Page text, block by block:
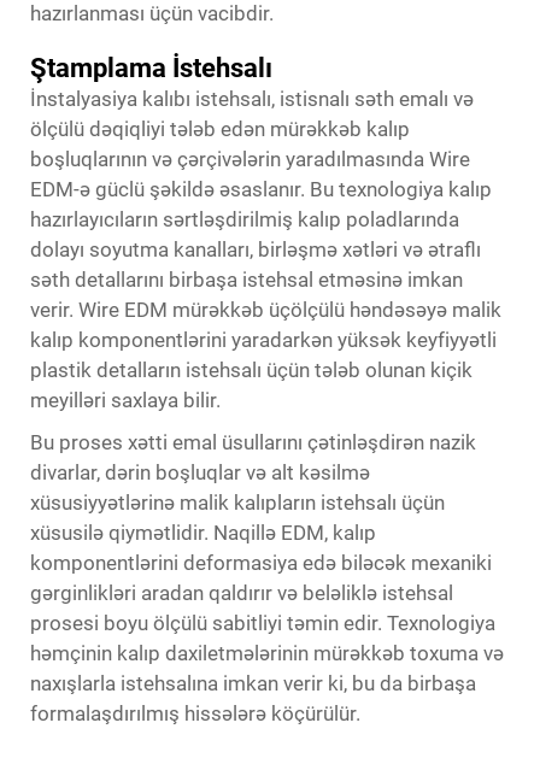
hazırlanması üçün vacibdir.
Ştamplama İstehsalı
İnstalyasiya kalıbı istehsalı, istisnalı səth emalı və
ölçülü dəqiqliyi tələb edən mürəkkəb kalıp
boşluqlarının və çərçivələrin yaradılmasında Wire
EDM-ə güclü şəkildə əsaslanır. Bu texnologiya kalıp
hazırlayıcıların sərtləşdirilmiş kalıp poladlarında
dolayı soyutma kanalları, birləşmə xətləri və ətraflı
səth detallarını birbaşa istehsal etməsinə imkan
verir. Wire EDM mürəkkəb üçölçülü həndəsəyə malik
kalıp komponentlərini yaradarkən yüksək keyfiyyətli
plastik detalların istehsalı üçün tələb olunan kiçik
meyilləri saxlaya bilir.
Bu proses xətti emal üsullarını çətinləşdirən nazik
divarlar, dərin boşluqlar və alt kəsilmə
xüsusiyyətlərinə malik kalıpların istehsalı üçün
xüsusilə qiymətlidir. Naqillə EDM, kalıp
komponentlərini deformasiya edə biləcək mexaniki
gərginlikləri aradan qaldırır və beləliklə istehsal
prosesi boyu ölçülü sabitliyi təmin edir. Texnologiya
həmçinin kalıp daxiletmələrinin mürəkkəb toxuma və
naxışlarla istehsalına imkan verir ki, bu da birbaşa
formalaşdırılmış hissələrə köçürülür.